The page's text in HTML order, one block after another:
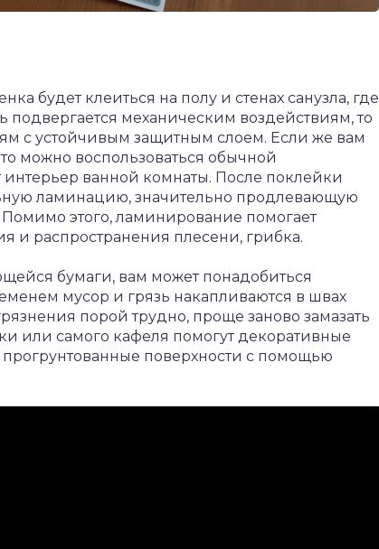
будет клеиться на полу и стенах санузла, где
подвергается механическим воздействиям, то
с устойчивым защитным слоем. Если же вам
можно воспользоваться обычной
ванной комнаты. После поклейки
ламинацию, значительно продлевающую
этого, ламинирование помогает
и распространения плесени, грибка.
бумаги, вам может понадобиться
мусор и грязь накапливаются в швах
порой трудно, проще заново замазать
или самого кафеля помогут декоративные
поверхности с помощью